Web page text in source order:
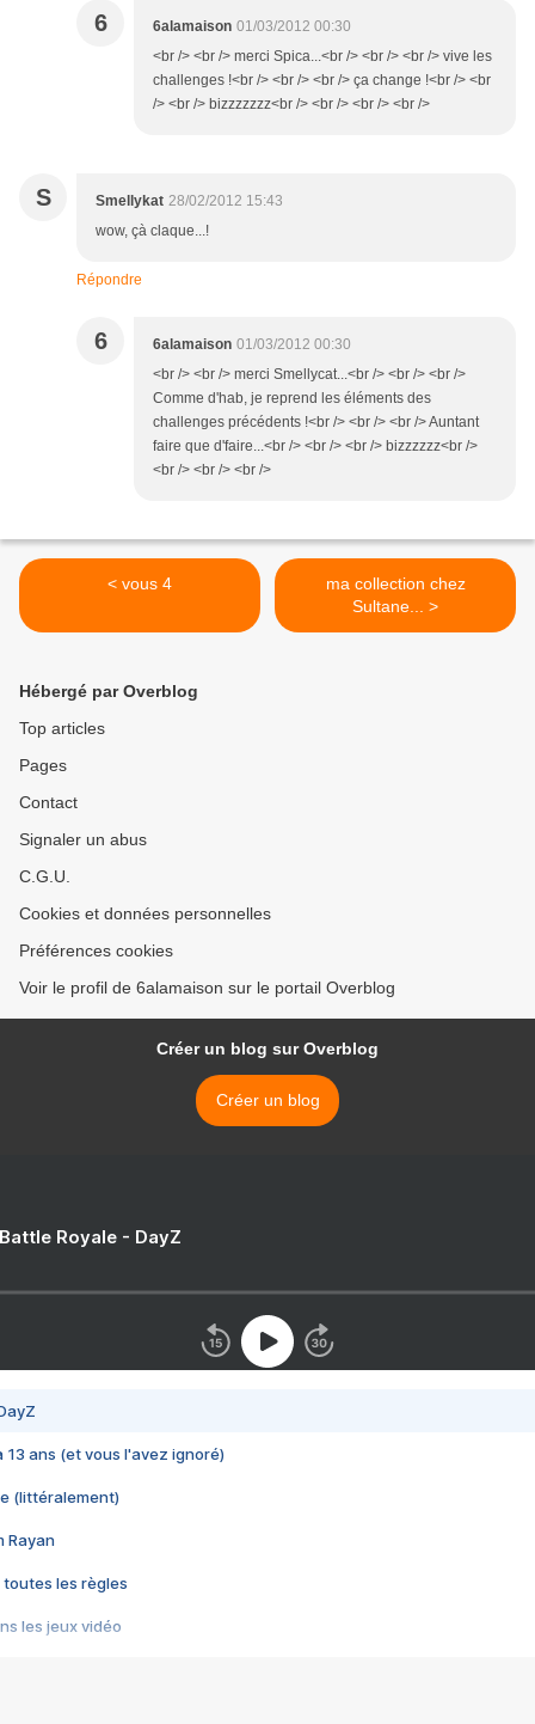
6 6alamaison 01/03/2012 00:30
<br /> <br /> merci Spica...<br /> <br /> <br /> vive les
challenges !<br /> <br /> <br /> ça change !<br /> <br
/> <br /> bizzzzzzz<br /> <br /> <br /> <br />
S Smellykat 28/02/2012 15:43
wow, çà claque...!
Répondre
6 6alamaison 01/03/2012 00:30
<br /> <br /> merci Smellycat...<br /> <br /> <br />
Comme d'hab, je reprend les éléments des
challenges précédents !<br /> <br /> <br /> Auntant
faire que d'faire...<br /> <br /> <br /> bizzzzzz<br />
<br /> <br /> <br />
< vous 4
ma collection chez
Sultane... >
Hébergé par Overblog
Top articles
Pages
Contact
Signaler un abus
C.G.U.
Cookies et données personnelles
Préférences cookies
Voir le profil de 6alamaison sur le portail Overblog
Créer un blog sur Overblog
Créer un blog
Royale - DayZ
13 ans (et vous l'avez ignoré)
(littéralement)
Rayan
toutes les règles
les jeux vidéo